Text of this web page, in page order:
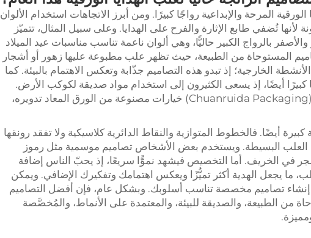
المرحة والإبداعية رواجًا كبيرًا. ومن أبرز الاتجاهات استخدام الألوان
لأنها تُضفي طابع الإثارة والفرح على الهدايا. وعلى سبيل المثال، تتميّز
بالرواج الكبير حاليًّا، وهي ألوان ناعمة تناسب مناسبات عيد الميلاد
المستوحاة من الطبيعة، حيث تظهر علب مطبوعة عليها زهور أو أشجار
الخارجية؛ إذ تبدو هذه التصاميم جذّابة وتعكس الاهتمام بالبيئة. كما
كبيرًا أيضًا، إذ يسعى الكثيرون إلى استخدام مواد صديقة لكوكب الأرض.
وتوفّر شركة «تشوانرويدا باكاجينغ» (Chuanruida Packaging) خيارات مصنوعة من الورق المعاد تدويره،
أيضًا. فالخطوط المتوازية والنقاط الدائرية كلاسيكية ولا تفقد رونقها
العلب البسيطة. ويستخدم بعض الأشخاص تصاميم موسمية مثل رموز
في الخريف. أما التخصيص فيشهد نموًّا سريعًا، إذ يحبّ الناس إضافة
ما يجعل الهدية أكثر تميُّزًا ويعكس اهتمامك وتفكيرك الإضافي. ويمكن
تصاميم مخصصة تناسب أسلوبك. وبشكل عام، فإن أفضل التصاميم
من الطبيعة، والصديقة للبيئة، والمعتمدة على الأنماط، والمُخصَّصة